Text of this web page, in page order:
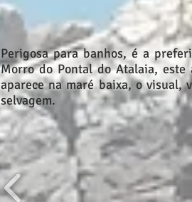
Perigosa para banhos, é a
Morro do Pontal do Atalaia, este
aparece na maré baixa, o visual,
selvagem.